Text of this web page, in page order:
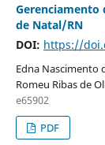
Gerenciamento
de Natal/RN
DOI: https://
Edna Nascimento
Romeu Ribas de
e65902
PDF